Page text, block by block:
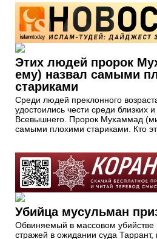
Этих людей пророк
ему) назвал самыми
стариками
Среди людей преклонного
удостоились чести среди близких
Всевышнего. Пророк Мухаммад
самыми плохими стариками. Кто
Убийца мусульман
Обвиняемый в массовом
стражей в ожидании суда Таррант,